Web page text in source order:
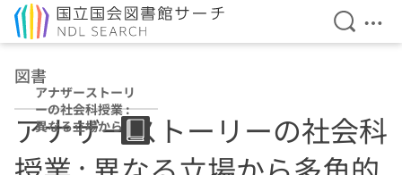
検索を
メ
図書
アナザーストーリ
ーの社会科授業 :
異なる立場から多
角的に考える力を
育てる
アナザーストーリーの社会科